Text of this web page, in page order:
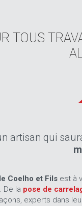
TOUS
artisan qui
Coelho et Fils est à
De la pose de
experts dans